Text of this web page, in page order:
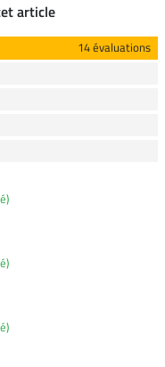
article
14 évaluations